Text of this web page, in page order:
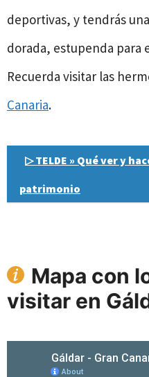
deportivas, y tendrás
dorada, estupenda para
Recuerda visitar las
Canaria.
▷ TELDE » Qué ver y
patrimonio
Mapa con
visitar en